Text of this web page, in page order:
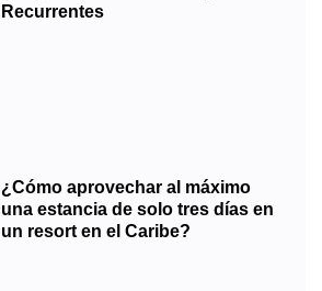
Recurrentes
¿Cómo aprovechar al máximo
una estancia de solo tres días en
un resort en el Caribe?